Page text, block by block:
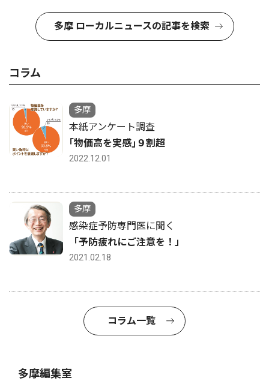
多摩 ローカルニュースの記事を検索
コラム
多摩
本紙アンケート調査
｢物価高を実感｣９割超
2022.12.01
多摩
感染症予防専門医に聞く
「予防疲れにご注意を！」
2021.02.18
コラム一覧
多摩編集室